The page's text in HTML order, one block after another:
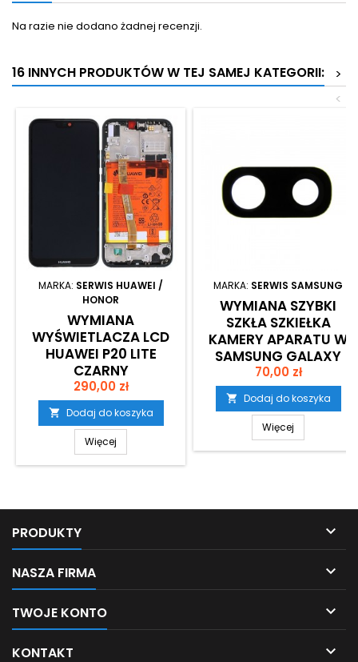
Na razie nie dodano żadnej recenzji.
16 INNYCH PRODUKTÓW W TEJ SAMEJ KATEGORII:
>
<
MARKA: SERWIS HUAWEI /
HONOR
WYMIANA
WYŚWIETLACZA LCD
HUAWEI P20 LITE
CZARNY
(ORYGINALNY)
Cena
290,00 zł
 Dodaj do koszyka
Więcej
MARKA: SERWIS SAMSUNG
WYMIANA SZYBKI
SZKŁA SZKIEŁKA
KAMERY APARATU W
SAMSUNG GALAXY
A30 SM-A305F
KRAKÓW
Cena
70,00 zł
 Dodaj do koszyka
Więcej
PRODUKTY 
NASZA FIRMA 
TWOJE KONTO 
KONTAKT 